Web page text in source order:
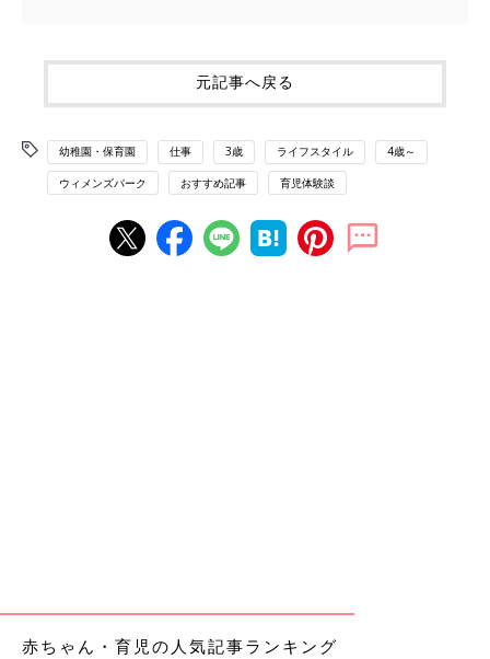
元記事へ戻る
幼稚園・保育園 仕事 3歳 ライフスタイル 4歳～
ウィメンズパーク おすすめ記事 育児体験談
赤ちゃん・育児の人気記事ランキング